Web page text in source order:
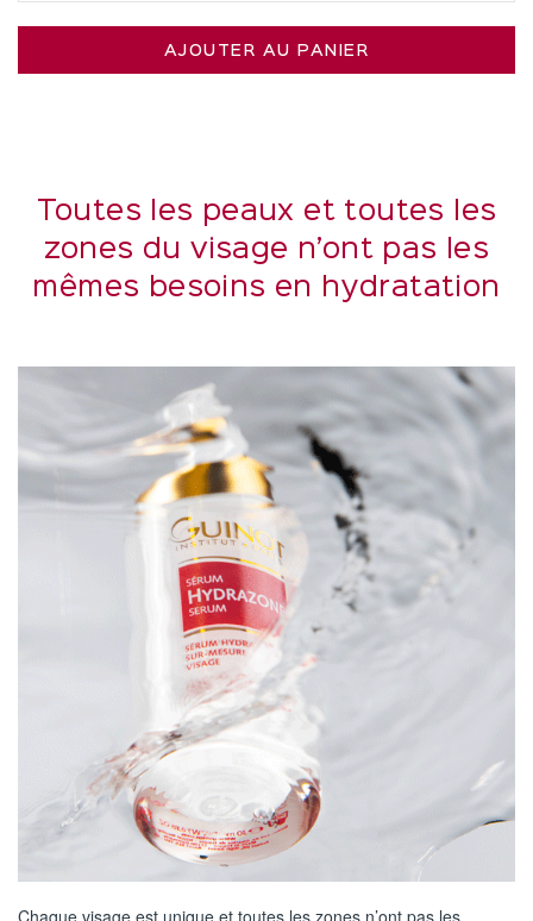
AJOUTER AU PANIER
Toutes les peaux et toutes les
zones du visage n’ont pas les
mêmes besoins en hydratation